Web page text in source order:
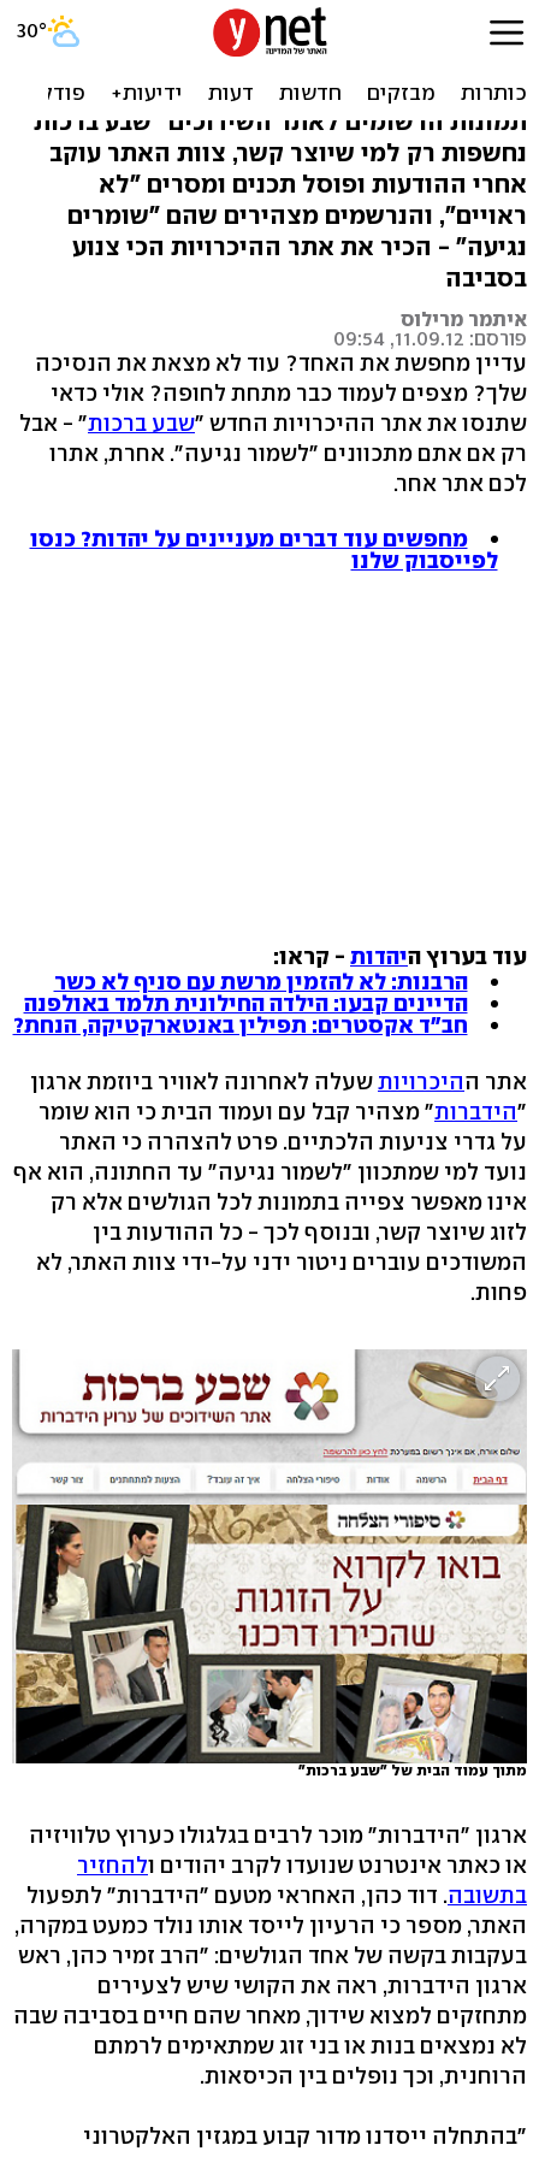
בוא למצוא שידוך, בתנאי
שתשמור נגיעה
תמונות הרשומים לאתר השידוכים "שבע ברכות"
נחשפות רק למי שיוצר קשר, צוות האתר עוקב
אחרי ההודעות ופוסל תכנים ומסרים "לא
ראויים", והנרשמים מצהירים שהם "שומרים
נגיעה" - הכיר את אתר ההיכרויות הכי צנוע
בסביבה
איתמר מרילוס
פורסם: 11.09.12, 09:54
עדיין מחפשת את האחד? עוד לא מצאת את הנסיכה
שלך? מצפים לעמוד כבר מתחת לחופה? אולי כדאי
שתנסו את אתר ההיכרויות החדש "שבע ברכות" - אבל
רק אם אתם מתכוונים "לשמור נגיעה". אחרת, אתרו
לכם אתר אחר.
מחפשים עוד דברים מעניינים על יהדות? כנסו
לפייסבוק שלנו
עוד בערוץ היהדות - קראו:
הרבנות: לא להזמין מרשת עם סניף לא כשר
הדיינים קבעו: הילדה החילונית תלמד באולפנה
חב"ד אקסטרים: תפילין באנטארקטיקה, הנחת?
אתר ההיכרויותשעלה לאחרונה לאוויר ביוזמת ארגון
"הידברות" מצהיר קבל עם ועמוד הבית כי הוא שומר
על גדרי צניעות הלכתיים. פרט להצהרה כי האתר
נועד למי שמתכוון "לשמור נגיעה" עד החתונה, הוא אף
אינו מאפשר צפייה בתמונות לכל הגולשים אלא רק
לזוג שיוצר קשר, ובנוסף לכך - כל ההודעות בין
המשודכים עוברים ניטור ידני על-ידי צוות האתר, לא
פחות.
מתוך עמוד הבית של "שבע ברכות"
ארגון "הידברות" מוכר לרבים בגלגולו כערוץ טלוויזיה
או כאתר אינטרנט שנועדו לקרב יהודים ולהחזיר
בתשובה. דוד כהן, האחראי מטעם "הידברות" לתפעול
האתר, מספר כי הרעיון לייסד אותו נולד כמעט במקרה,
בעקבות בקשה של אחד הגולשים: "הרב זמיר כהן, ראש
ארגון הידברות, ראה את הקושי שיש לצעירים
מתחזקים למצוא שידוך, מאחר שהם חיים בסביבה שבה
לא נמצאים בנות או בני זוג שמתאימים לרמתם
הרוחנית, וכך נופלים בין הכיסאות.
"בהתחלה ייסדנו מדור קבוע במגזין האלקטרוני